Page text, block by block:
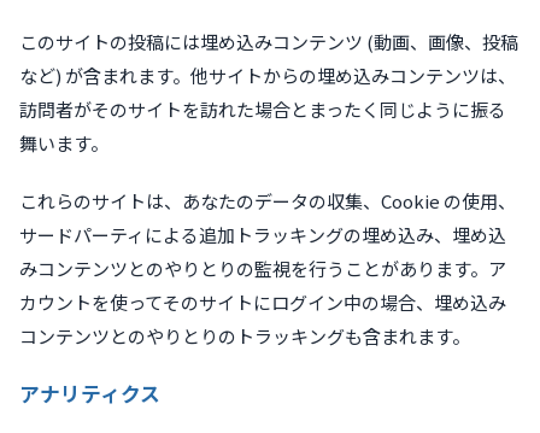
このサイトの投稿には埋め込みコンテンツ (動画、画像、投稿
など) が含まれます。他サイトからの埋め込みコンテンツは、
訪問者がそのサイトを訪れた場合とまったく同じように振る
舞います。
これらのサイトは、あなたのデータの収集、Cookie の使用、
サードパーティによる追加トラッキングの埋め込み、埋め込
みコンテンツとのやりとりの監視を行うことがあります。ア
カウントを使ってそのサイトにログイン中の場合、埋め込み
コンテンツとのやりとりのトラッキングも含まれます。
アナリティクス